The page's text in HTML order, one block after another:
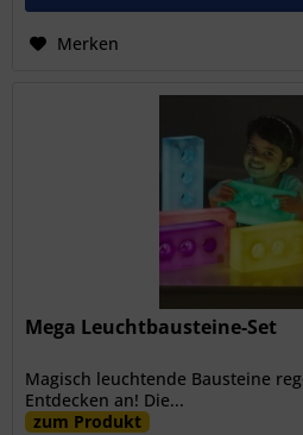
Merken
Mega Leuchtbausteine-Set
Magisch leuchtende Bausteine
Entdecken an! Die...
zum Produkt